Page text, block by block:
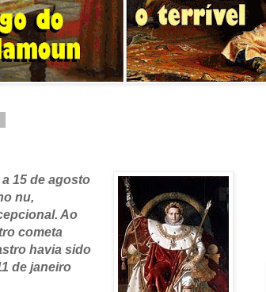
15 de agosto
nu,
Ao
cometa
havia sido
de janeiro